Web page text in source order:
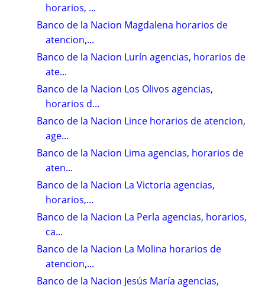
horarios, ...
Banco de la Nacion Magdalena horarios de
atencion,...
Banco de la Nacion Lurín agencias, horarios de
ate...
Banco de la Nacion Los Olivos agencias,
horarios d...
Banco de la Nacion Lince horarios de atencion,
age...
Banco de la Nacion Lima agencias, horarios de
aten...
Banco de la Nacion La Victoria agencias,
horarios,...
Banco de la Nacion La Perla agencias, horarios,
ca...
Banco de la Nacion La Molina horarios de
atencion,...
Banco de la Nacion Jesús María agencias,